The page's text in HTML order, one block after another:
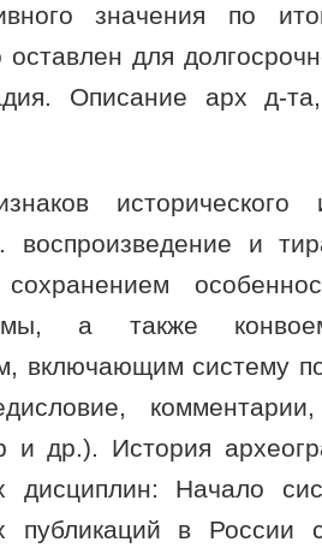
значения по
для
Описание арх д-
исторического
воспроизведение и
сохранением
а также
включающим систему
и др.). История
дисциплин: Начало
публикаций в